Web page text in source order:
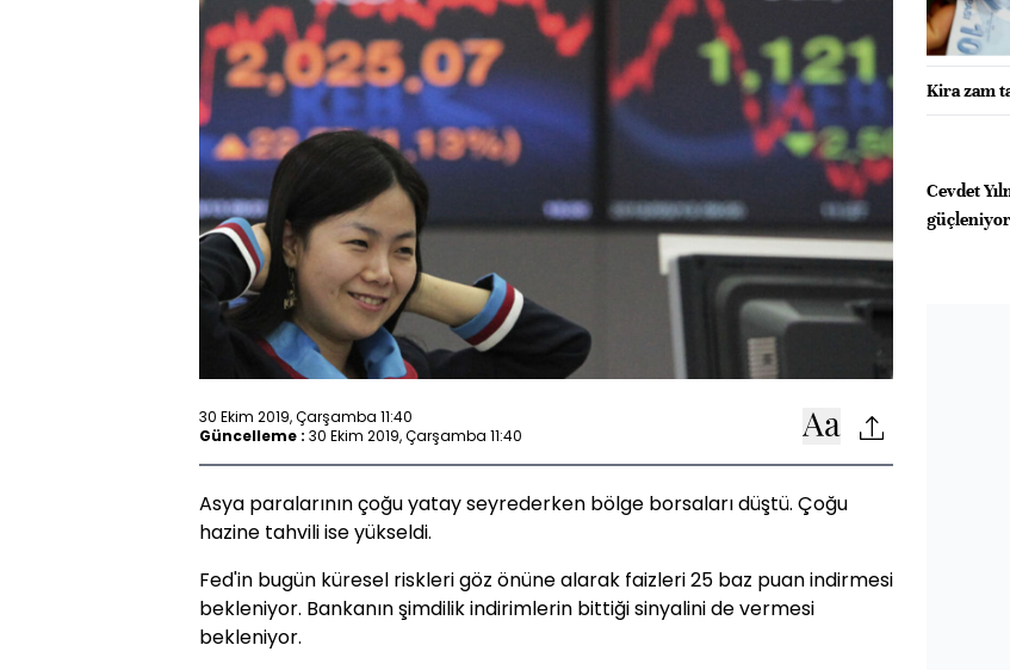
30 Ekim 2019, Çarşamba 11:40
Güncelleme : 30 Ekim 2019, Çarşamba 11:40
Asya paralarının çoğu yatay seyrederken bölge borsaları düştü. Çoğu
hazine tahvili ise yükseldi.
Fed'in bugün küresel riskleri göz önüne alarak faizleri 25 baz puan indirmesi
bekleniyor. Bankanın şimdilik indirimlerin bittiği sinyalini de vermesi
bekleniyor.
Kira zam
Cevdet
güçleniyor